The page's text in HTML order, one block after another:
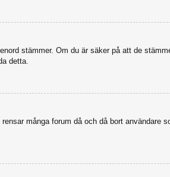
stämmer. Om du är säker på att de
detta.
många forum då och då bort användare